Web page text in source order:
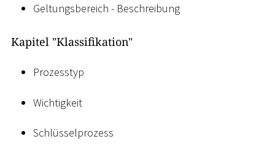
Geltungsbereich - Beschreibung
Kapitel "Klassifikation"
Prozesstyp
Wichtigkeit
Schlüsselprozess